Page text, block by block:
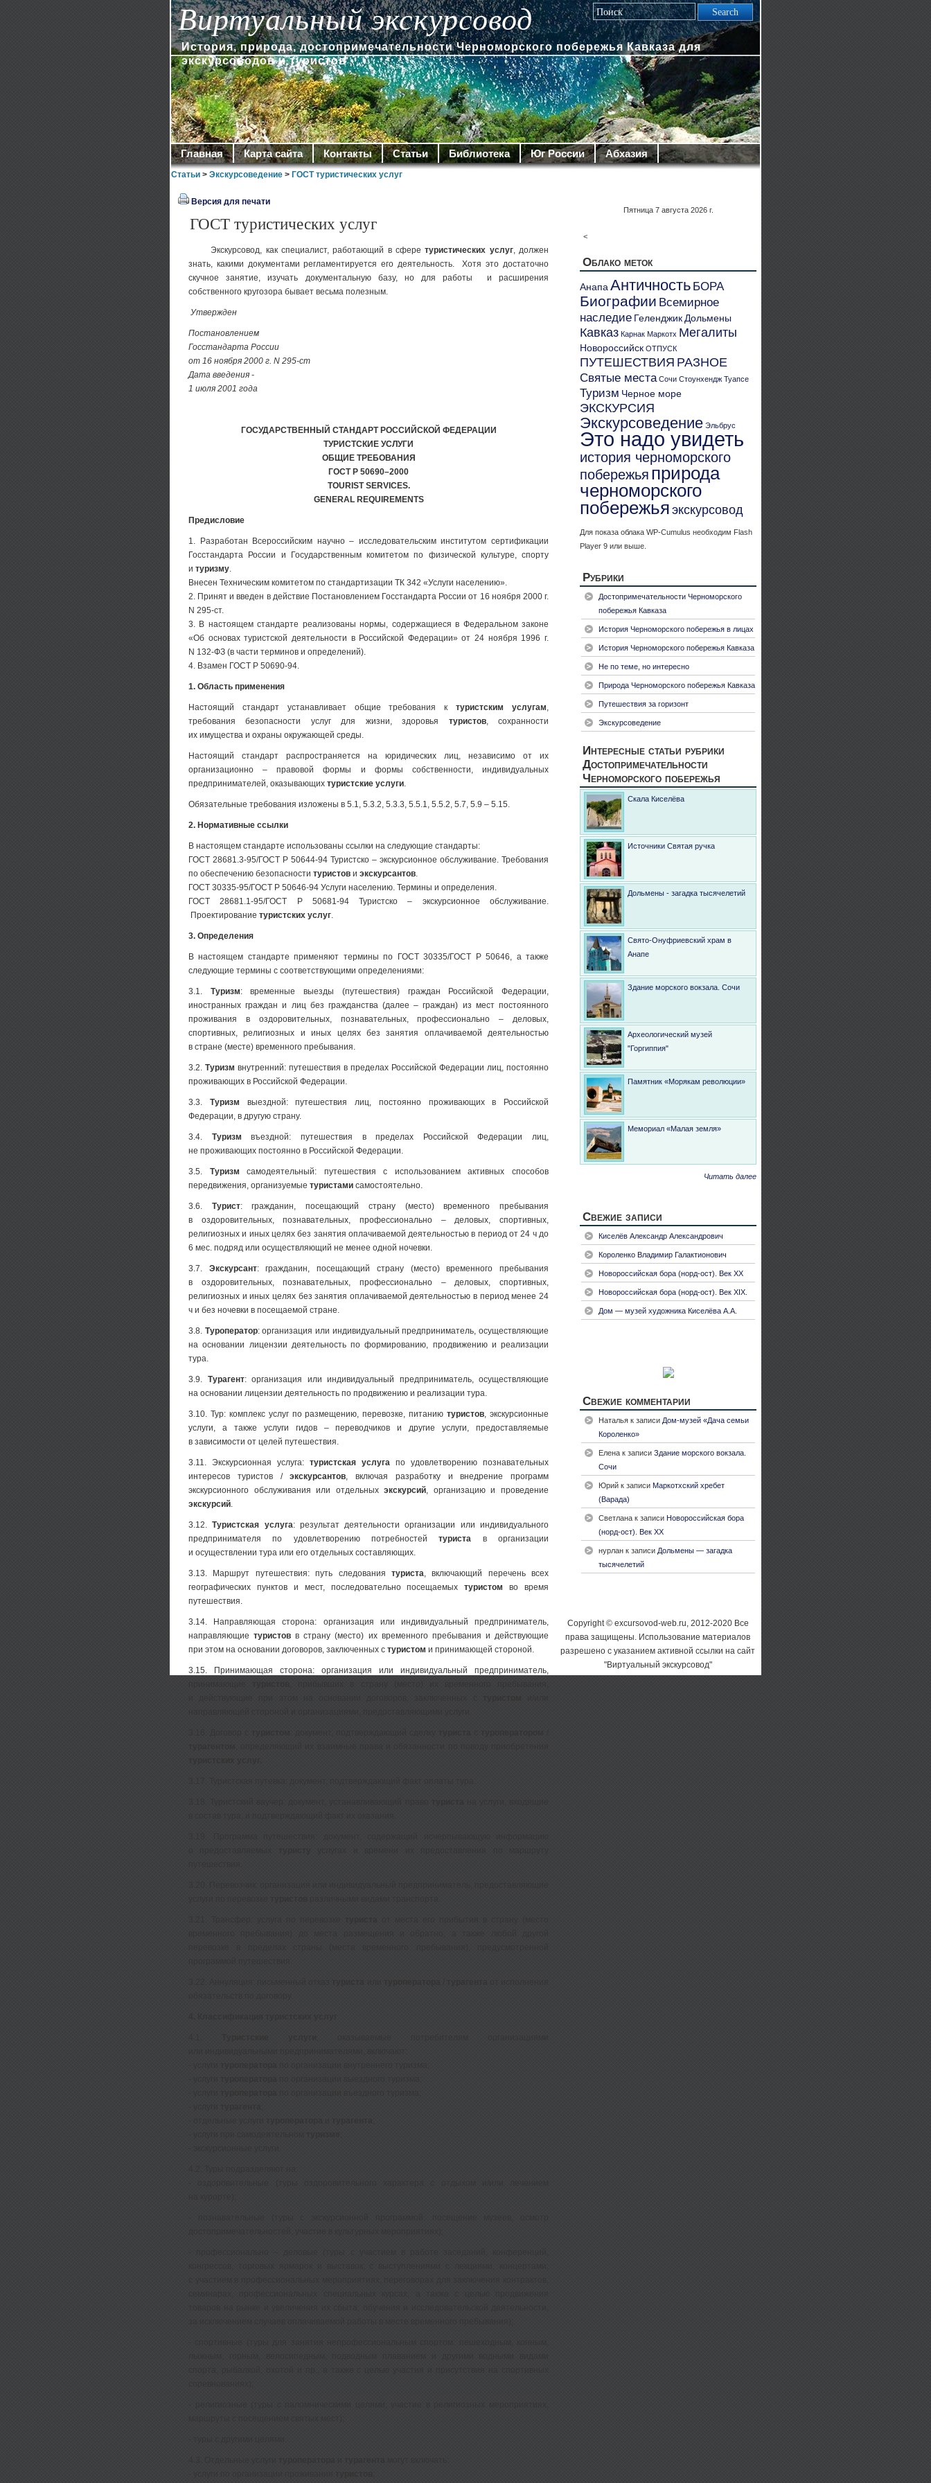
Виртуальный экскурсовод
История, природа, достопримечательности Черноморского побережья Кавказа для
экскурсоводов и туристов
Главная Карта сайта Контакты Статьи Библиотека Юг России Абхазия
Статьи > Экскурсоведение > ГОСТ туристических услуг
Версия для печати
ГОСТ туристических услуг
Экскурсовод, как специалист, работающий в сферетуристических услуг, должен
знать, какими документами регламентируется его деятельность. Хотя это достаточно
скучное занятие, изучать документальную базу, но для работы и расширения
собственного кругозора бывает весьма полезным.
Утвержден
Постановлением
Госстандарта России
от 16 ноября 2000 г. N 295-ст
Дата введения -
1 июля 2001 года
ГОСУДАРСТВЕННЫЙ СТАНДАРТ РОССИЙСКОЙ ФЕДЕРАЦИИ
ТУРИСТСКИЕ УСЛУГИ
ОБЩИЕ ТРЕБОВАНИЯ
ГОСТ Р 50690–2000
TOURIST SERVICES.
GENERAL REQUIREMENTS
Предисловие
1. Разработан Всероссийским научно – исследовательским институтом сертификации
Госстандарта России и Государственным комитетом по физической культуре, спорту
и туризму.
Внесен Техническим комитетом по стандартизации ТК 342 «Услуги населению».
2. Принят и введен в действие Постановлением Госстандарта России от 16 ноября 2000 г.
N 295-ст.
3. В настоящем стандарте реализованы нормы, содержащиеся в Федеральном законе
«Об основах туристской деятельности в Российской Федерации» от 24 ноября 1996 г.
N 132-ФЗ (в части терминов и определений).
4. Взамен ГОСТ Р 50690-94.
1. Область применения
Настоящий стандарт устанавливает общие требования ктуристским услугам,
требования безопасности услуг для жизни, здоровья туристов, сохранности
их имущества и охраны окружающей среды.
Настоящий стандарт распространяется на юридических лиц, независимо от их
организационно – правовой формы и формы собственности, индивидуальных
предпринимателей, оказывающих туристские услуги.
Обязательные требования изложены в 5.1, 5.3.2, 5.3.3, 5.5.1, 5.5.2, 5.7, 5.9 – 5.15.
2. Нормативные ссылки
В настоящем стандарте использованы ссылки на следующие стандарты:
ГОСТ 28681.3-95/ГОСТ Р 50644-94 Туристско – экскурсионное обслуживание. Требования
по обеспечению безопасности туристов и экскурсантов.
ГОСТ 30335-95/ГОСТ Р 50646-94 Услуги населению. Термины и определения.
ГОСТ 28681.1-95/ГОСТ Р 50681-94 Туристско – экскурсионное обслуживание.
Проектирование туристских услуг.
3. Определения
В настоящем стандарте применяют термины по ГОСТ 30335/ГОСТ Р 50646, а также
следующие термины с соответствующими определениями:
3.1. Туризм: временные выезды (путешествия) граждан Российской Федерации,
иностранных граждан и лиц без гражданства (далее – граждан) из мест постоянного
проживания в оздоровительных, познавательных, профессионально – деловых,
спортивных, религиозных и иных целях без занятия оплачиваемой деятельностью
в стране (месте) временного пребывания.
3.2. Туризм внутренний: путешествия в пределах Российской Федерации лиц, постоянно
проживающих в Российской Федерации.
3.3. Туризм выездной: путешествия лиц, постоянно проживающих в Российской
Федерации, в другую страну.
3.4. Туризм въездной: путешествия в пределах Российской Федерации лиц,
не проживающих постоянно в Российской Федерации.
3.5. Туризм самодеятельный: путешествия с использованием активных способов
передвижения, организуемые туристами самостоятельно.
3.6. Турист: гражданин, посещающий страну (место) временного пребывания
в оздоровительных, познавательных, профессионально – деловых, спортивных,
религиозных и иных целях без занятия оплачиваемой деятельностью в период от 24 ч до
6 мес. подряд или осуществляющий не менее одной ночевки.
3.7. Экскурсант: гражданин, посещающий страну (место) временного пребывания
в оздоровительных, познавательных, профессионально – деловых, спортивных,
религиозных и иных целях без занятия оплачиваемой деятельностью в период менее 24
ч и без ночевки в посещаемой стране.
3.8. Туроператор: организация или индивидуальный предприниматель, осуществляющие
на основании лицензии деятельность по формированию, продвижению и реализации
тура.
3.9. Турагент: организация или индивидуальный предприниматель, осуществляющие
на основании лицензии деятельность по продвижению и реализации тура.
3.10. Тур: комплекс услуг по размещению, перевозке, питаниютуристов, экскурсионные
услуги, а также услуги гидов – переводчиков и другие услуги, предоставляемые
в зависимости от целей путешествия.
3.11. Экскурсионная услуга: туристская услуга по удовлетворению познавательных
интересов туристов /экскурсантов, включая разработку и внедрение программ
экскурсионного обслуживания или отдельныхэкскурсий, организацию и проведение
экскурсий.
3.12.Туристская услуга: результат деятельности организации или индивидуального
предпринимателя по удовлетворению потребностейтуриста в организации
и осуществлении тура или его отдельных составляющих.
3.13. Маршрут путешествия: путь следования туриста, включающий перечень всех
географических пунктов и мест, последовательно посещаемыхтуристом во время
путешествия.
3.14. Направляющая сторона: организация или индивидуальный предприниматель,
направляющиетуристов в страну (место) их временного пребывания и действующие
при этом на основании договоров, заключенных с туристом и принимающей стороной.
3.15. Принимающая сторона: организация или индивидуальный предприниматель,
принимающие
туристов , прибывших в страну (место) их временного пребывания,
и действующие при этом на основании договоров, заключенных с туристом
и/или
направляющей стороной и организациями, предоставляющими услуги.
3.16. Договор с туристом : документ, подтверждающий сделку туриста с туроператором
турагентом
, определяющий их взаимные права и обязанности по поводу приобретения
туристских услуг.
3.17. Туристская путевка: документ, подтверждающий факт оплаты тура.
3.18. Туристский ваучер: документ, устанавливающий право туриста
на услуги, входящие
в состав тура, и подтверждающий факт их оказания.
3.19. Программа путешествия: документ, содержащий исчерпывающую информацию
о предоставляемых туристу услугах и времени их предоставления по маршруту
путешествия.
3.20. Перевозчик: организация или индивидуальный предприниматель, предоставляющие
услуги по перевозке
туристов различными видами транспорта.
3.21. Трансфер: услуга по перевозке туриста
от места его прибытия в страну (место
временного пребывания) до места размещения и обратно, а также любой другой
перевозке в пределах страны (места временного пребывания), предусмотренной
программой путешествия.
3.22. Аннуляция: письменный отказ туриста или туроператора турагента от исполнения
обязательств по договору.
4. Классификация туристских услуг
4.1. Туристские услуги
, оказываемые потребителям организациями
или индивидуальными предпринимателями, включают:
- услуги
туроператора
по организации внутреннего туризма;
- услуги
туроператора
по организации выездного туризма;
- услуги
туроператора
по организации въездного туризма;
- услуги
турагента
- отдельные услуги
туроператора и турагента
- услуги при самодеятельном туризме ;
- экскурсионные услуги.
4.2. Туры подразделяют на:
- оздоровительные (туры оздоровительного характера с отдыхом и/или лечением
на курорте);
- познавательные (туры с экскурсионной программой: посещение музеев, осмотр
достопримечательностей, участие в культурных мероприятиях);
- профессионально – деловые (туры с участием в работе заседаний, конференций,
конгрессов, торговых ярмарок и выставок; с выступлениями с лекциями, концертами;
с участием в профессиональных мероприятиях, переговорах для заключения контрактов,
семинарах, профессиональных специальных курсах, а также с целью продвижения
товаров на рынке и увеличения их сбыта; обучения и исследовательской деятельности,
за исключением случаев оплачиваемой работы в месте временного пребывания);
- спортивные (туры для занятия непрофессиональным спортом: пешеходным, конным,
лыжным, горным, велосипедным, подводным плаванием и другими водными видами
спорта, рыбалкой, охотой и пр., а также с целью участия и присутствия на спортивных
соревнованиях);
- религиозные (туры с паломническими целями, участие в религиозных мероприятиях,
маршруты с посещением святых мест);
- туры с другими целями.
4.3. Отдельные услуги туроператора и турагента
могут включать:
- услуги по организации проживания
туристов
Пятница 7 августа 2026 г.
<
Облако меток
Анапа Античность БОРА
Биографии Всемирное
наследие Геленджик Дольмены
Кавказ Карнак Маркотх Мегалиты
Новороссийск ОТПУСК
ПУТЕШЕСТВИЯ РАЗНОЕ
Святые места Сочи Стоунхендж Туапсе
Туризм Черное море
ЭКСКУРСИЯ
Экскурсоведение Эльбрус
Это надо увидеть
история черноморского
побережья природа
черноморского
побережьяэкскурсовод
Для показа облака WP-Cumulus необходим Flash
Player 9 или выше.
Рубрики
Достопримечательности Черноморского
побережья Кавказа
История Черноморского побережья в лицах
История Черноморского побережья Кавказа
Не по теме, но интересно
Природа Черноморского побережья Кавказа
Путешествия за горизонт
Экскурсоведение
Интересные статьи рубрики
Достопримечательности
Черноморского побережья
Скала Киселёва
Источники Святая ручка
Дольмены - загадка тысячелетий
Свято-Онуфриевский храм в
Анапе
Здание морского вокзала. Сочи
Археологический музей
"Горгиппия"
Памятник «Морякам революции»
Мемориал «Малая земля»
Читать далее
Свежие записи
Киселёв Александр Александрович
Короленко Владимир Галактионович
Новороссийская бора (норд-ост). Век XX
Новороссийская бора (норд-ост). Век XIX.
Дом — музей художника Киселёва А.А.
Свежие комментарии
Наталья к записи Дом-музей «Дача семьи
Короленко»
Елена к записи Здание морского вокзала.
Сочи
Юрий к записи Маркотхский хребет
(Варада)
Светлана к записи Новороссийская бора
(норд-ост). Век XX
нурлан к записи Дольмены — загадка
тысячелетий
Copyright © excursovod-web.ru, 2012-2020 Все
права защищены. Использование материалов
разрешено с указанием активной ссылки на сайт
"Виртуальный экскурсовод"